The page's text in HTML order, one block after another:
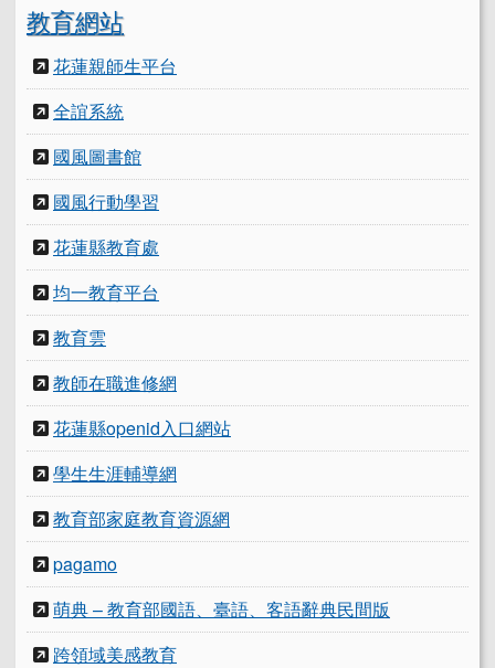
教育網站
花蓮親師生平台
全誼系統
國風圖書館
國風行動學習
花蓮縣教育處
均一教育平台
教育雲
教師在職進修網
花蓮縣openid入口網站
學生生涯輔導網
教育部家庭教育資源網
pagamo
萌典 – 教育部國語、臺語、客語辭典民間版
跨領域美感教育